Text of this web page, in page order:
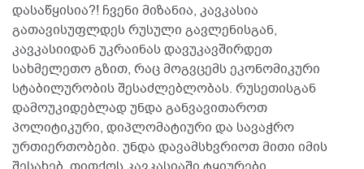
დასაწყისია?! ჩვენი მიზანია, კავკასია
გათავისუფლდეს რუსული გავლენისგან,
კავკასიიდან უკრაინას დავუკავშირდეთ
სახმელეთო გზით, რაც მოგვცემს ეკონომიკური
სტაბილურობის შესაძლებლობას. რუსეთისგან
დამოუკიდებლად უნდა განვავითაროთ
პოლიტიკური, დიპლომატიური და სავაჭრო
ურთიერთობები. უნდა დავამსხვრიოთ მითი იმის